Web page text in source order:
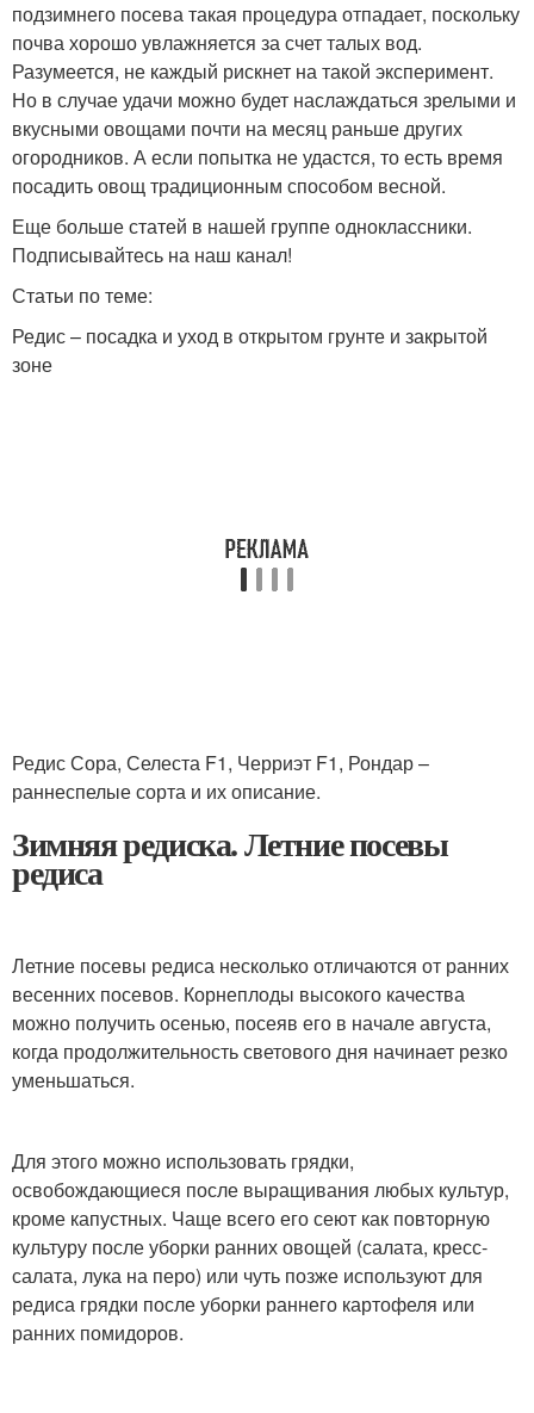
подзимнего посева такая процедура отпадает, поскольку
почва хорошо увлажняется за счет талых вод.
Разумеется, не каждый рискнет на такой эксперимент.
Но в случае удачи можно будет наслаждаться зрелыми и
вкусными овощами почти на месяц раньше других
огородников. А если попытка не удастся, то есть время
посадить овощ традиционным способом весной.
Еще больше статей в нашей группе одноклассники.
Подписывайтесь на наш канал!
Статьи по теме:
Редис – посадка и уход в открытом грунте и закрытой
зоне
Редис Сора, Селеста F1, Черриэт F1, Рондар –
раннеспелые сорта и их описание.
Зимняя редиска. Летние посевы
редиса
Летние посевы редиса несколько отличаются от ранних
весенних посевов. Корнеплоды высокого качества
можно получить осенью, посеяв его в начале августа,
когда продолжительность светового дня начинает резко
уменьшаться.
Для этого можно использовать грядки,
освобождающиеся после выращивания любых культур,
кроме капустных. Чаще всего его сеют как повторную
культуру после уборки ранних овощей (салата, кресс-
салата, лука на перо) или чуть позже используют для
редиса грядки после уборки раннего картофеля или
ранних помидоров.